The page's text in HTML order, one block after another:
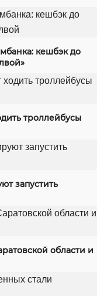
кешбэк до
троллейбусы
запустить
области и